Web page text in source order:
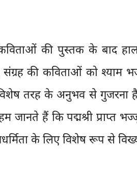
कविताओं की पुस्तक के बाद
की कविताओं को श्याम
तरह के अनुभव से गुजरना
हैं कि पद्मश्री प्राप्त
के लिए विशेष रूप से